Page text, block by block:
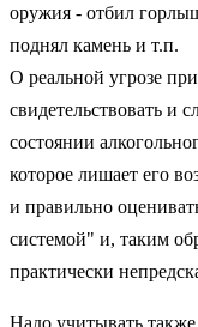
оружия - отбил
поднял камень и т.п.
О реальной угрозе
свидетельствовать и
состоянии
которое лишает его
и правильно
системой" и, таким
практически
Надо учитывать